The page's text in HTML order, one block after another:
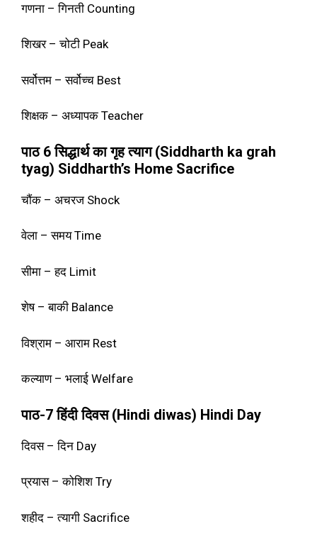
गणना – गिनती Counting
शिखर – चोटी Peak
सर्वोत्तम – सर्वोच्च Best
शिक्षक – अध्यापक Teacher
पाठ 6 सिद्धार्थ का गृह त्याग (Siddharth ka grah
tyag) Siddharth’s Home Sacrifice
चौंक – अचरज Shock
वेला – समय Time
सीमा – हद Limit
शेष – बाकी Balance
विश्राम – आराम Rest
कल्याण – भलाई Welfare
पाठ-7 हिंदी दिवस (Hindi diwas) Hindi Day
दिवस – दिन Day
प्रयास – कोशिश Try
शहीद – त्यागी Sacrifice